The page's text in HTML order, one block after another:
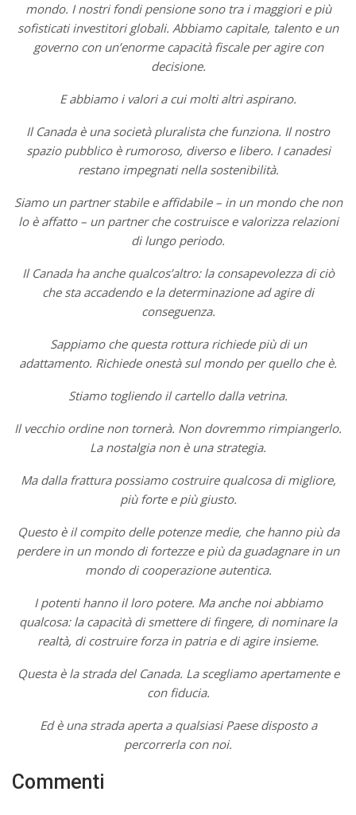
mondo. I nostri fondi pensione sono tra i maggiori e più
sofisticati investitori globali. Abbiamo capitale, talento e un
governo con un’enorme capacità fiscale per agire con
decisione.
E abbiamo i valori a cui molti altri aspirano.
Il Canada è una società pluralista che funziona. Il nostro
spazio pubblico è rumoroso, diverso e libero. I canadesi
restano impegnati nella sostenibilità.
Siamo un partner stabile e affidabile – in un mondo che non
lo è affatto – un partner che costruisce e valorizza relazioni
di lungo periodo.
Il Canada ha anche qualcos’altro: la consapevolezza di ciò
che sta accadendo e la determinazione ad agire di
conseguenza.
Sappiamo che questa rottura richiede più di un
adattamento. Richiede onestà sul mondo per quello che è.
Stiamo togliendo il cartello dalla vetrina.
Il vecchio ordine non tornerà. Non dovremmo rimpiangerlo.
La nostalgia non è una strategia.
Ma dalla frattura possiamo costruire qualcosa di migliore,
più forte e più giusto.
Questo è il compito delle potenze medie, che hanno più da
perdere in un mondo di fortezze e più da guadagnare in un
mondo di cooperazione autentica.
I potenti hanno il loro potere. Ma anche noi abbiamo
qualcosa: la capacità di smettere di fingere, di nominare la
realtà, di costruire forza in patria e di agire insieme.
Questa è la strada del Canada. La scegliamo apertamente e
con fiducia.
Ed è una strada aperta a qualsiasi Paese disposto a
percorrerla con noi.
Commenti